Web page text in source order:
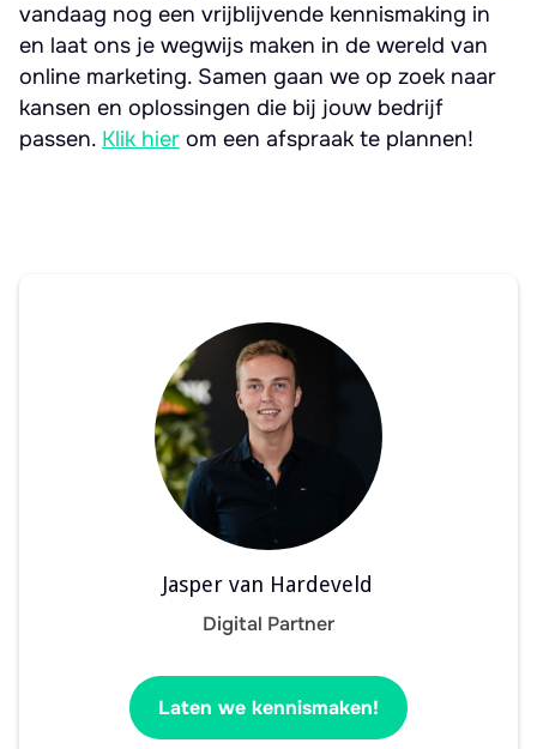
vandaag nog een vrijblijvende kennismaking in
en laat ons je wegwijs maken in de wereld van
online marketing. Samen gaan we op zoek naar
kansen en oplossingen die bij jouw bedrijf
passen. Klik hier om een afspraak te plannen!
Jasper van Hardeveld
Digital Partner
Laten we kennismaken!